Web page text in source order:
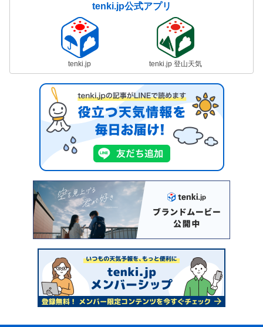
tenki.jp公式アプリ
tenki.jp tenki.jp 登山天気